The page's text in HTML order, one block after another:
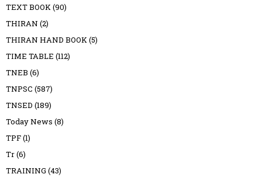
TEXT BOOK(90)
THIRAN (2)
THIRAN HAND BOOK(5)
TIME TABLE (112)
TNEB (6)
TNPSC (587)
TNSED (189)
Today News (8)
TPF(1)
Tr(6)
TRAINING (43)